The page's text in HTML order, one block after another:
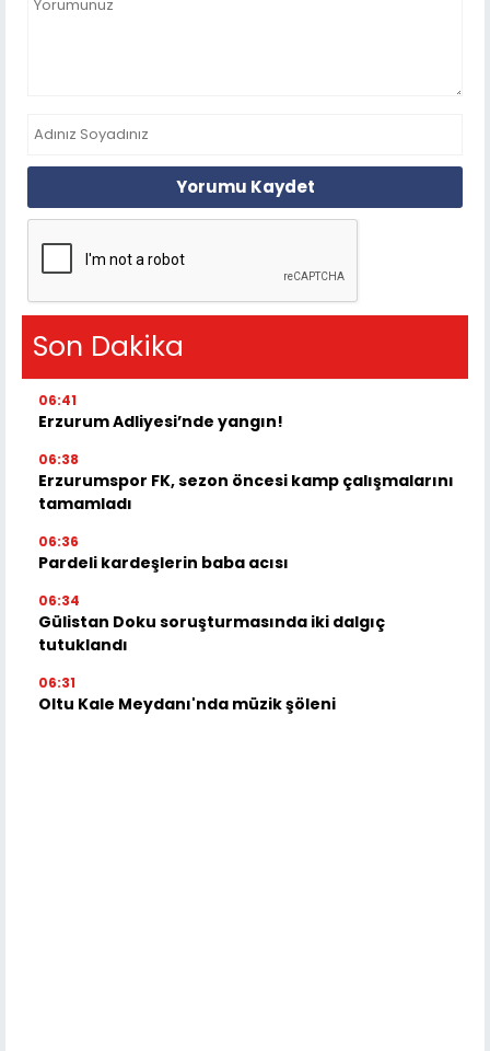
Yorumu Kaydet
Son Dakika
06:41
Erzurum Adliyesi’nde yangın!
06:38
Erzurumspor FK, sezon öncesi kamp çalışmalarını
tamamladı
06:36
Pardeli kardeşlerin baba acısı
06:34
Gülistan Doku soruşturmasında iki dalgıç
tutuklandı
06:31
Oltu Kale Meydanı'nda müzik şöleni